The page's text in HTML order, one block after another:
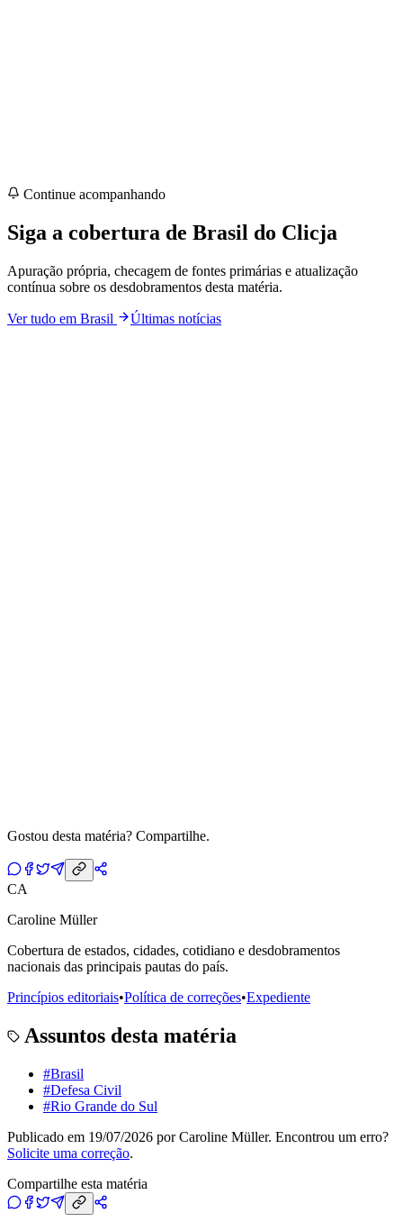
Continue acompanhando
Siga a cobertura de Brasil do Clicja
Apuração própria, checagem de fontes primárias e atualização
contínua sobre os desdobramentos desta matéria.
Ver tudo em Brasil Últimas notícias
Gostou desta matéria? Compartilhe.
CA
Caroline Müller
Cobertura de estados, cidades, cotidiano e desdobramentos
nacionais das principais pautas do país.
Princípios editoriais•Política de correções•Expediente
Assuntos desta matéria
#Brasil
#Defesa Civil
#Rio Grande do Sul
Publicado em 19/07/2026 por Caroline Müller. Encontrou um erro?
Solicite uma correção.
Compartilhe esta matéria